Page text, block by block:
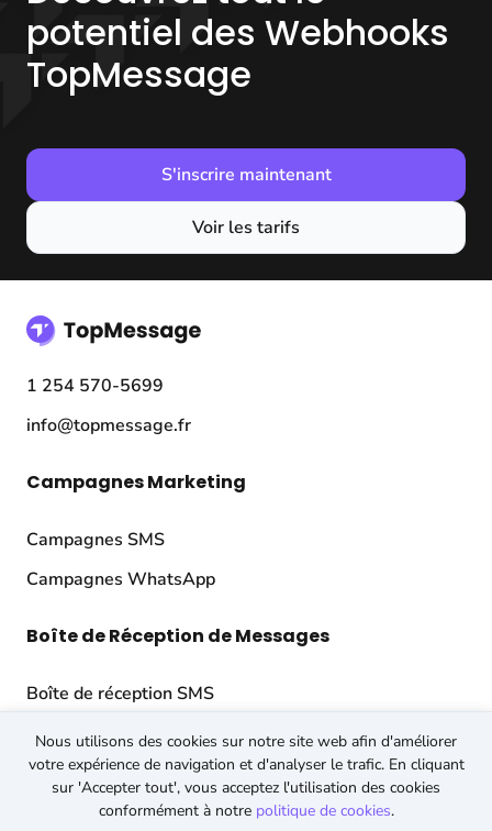
potentiel des Webhooks
TopMessage
S'inscrire maintenant
Voir les tarifs
1 254 570-5699
info@topmessage.fr
Campagnes Marketing
Campagnes SMS
Campagnes WhatsApp
Boîte de Réception de Messages
Boîte de réception SMS
Boîte de réception WhatsApp
API
Nous utilisons des cookies sur notre site web afin d'améliorer
votre expérience de navigation et d'analyser le trafic. En cliquant
sur 'Accepter tout', vous acceptez l'utilisation des cookies
conformément à notre politique de cookies.